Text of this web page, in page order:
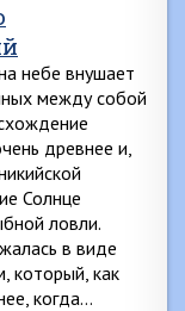
небе внушает
между собой
древнее и,
Солнце
ловли.
в виде
который, как
когда…